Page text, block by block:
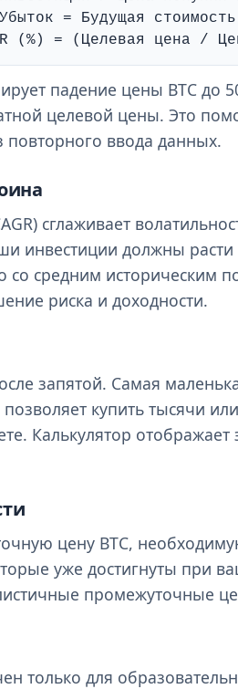
= Будущая
(%) = (Целевая цена /
падение цены BTC до
целевой цены. Это
повторного ввода данных.
сглаживает
инвестиции должны
средним историческим
риска и доходности.
запятой. Самая
купить тысячи
Калькулятор отображает
цену BTC,
уже достигнуты при
промежуточные
только для